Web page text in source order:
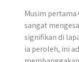
Musim pertama
sangat
signifikan di
ia peroleh, ini